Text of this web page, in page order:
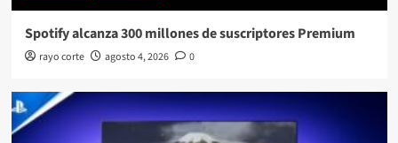
Spotify alcanza 300 millones de suscriptores Premium
rayo corte agosto 4, 2026 0